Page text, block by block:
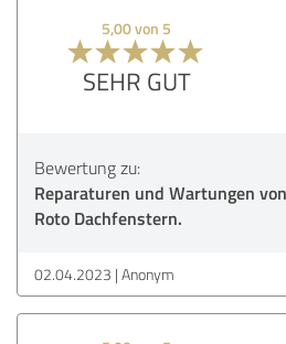
5,00 von 5
SEHR GUT
Bewertung zu:
Reparaturen und Wartungen
Roto Dachfenstern.
02.04.2023 Anonym